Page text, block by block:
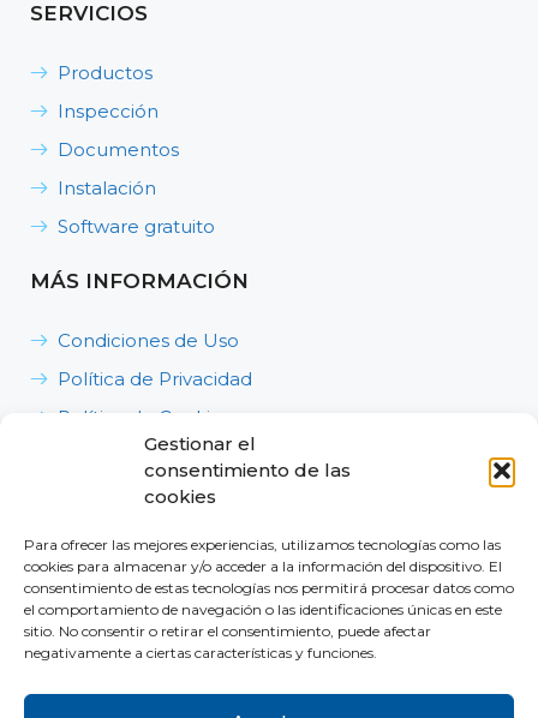
Gestionar el
consentimiento de las
cookies
Para ofrecer las mejores experiencias, utilizamos tecnologías como las
cookies para almacenar y/o acceder a la información del dispositivo. El
consentimiento de estas tecnologías nos permitirá procesar datos como
el comportamiento de navegación o las identificaciones únicas en este
sitio. No consentir o retirar el consentimiento, puede afectar
negativamente a ciertas características y funciones.
SERVICIOS
Productos
Inspección
Documentos
Instalación
Software gratuito
MÁS INFORMACIÓN
Condiciones de Uso
Política de Privacidad
Política de Cookies
Política de Calidad, Medioambiente y Seguridad y
Salud en el Trabajo
Dónde estamos